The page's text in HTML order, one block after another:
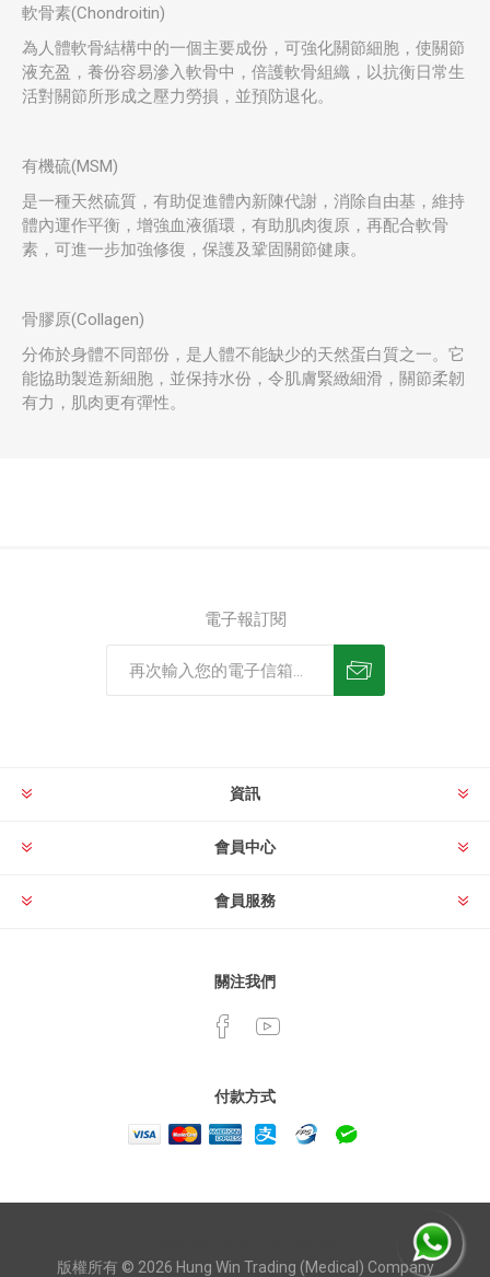
軟骨素(Chondroitin)
為人體軟骨結構中的一個主要成份，可強化關節細胞，使關節
液充盈，養份容易滲入軟骨中，倍護軟骨組織，以抗衡日常生
活對關節所形成之壓力勞損，並預防退化。
有機硫(MSM)
是一種天然硫質，有助促進體內新陳代謝，消除自由基，維持
體內運作平衡，增強血液循環，有助肌肉復原，再配合軟骨
素，可進一步加強修復，保護及鞏固關節健康。
骨膠原(Collagen)
分佈於身體不同部份，是人體不能缺少的天然蛋白質之一。它
能協助製造新細胞，並保持水份，令肌膚緊緻細滑，關節柔韌
有力，肌肉更有彈性。
電子報訂閱
資訊
會員中心
會員服務
關注我們
付款方式
版權所有 © 2026 Hung Win Trading (Medical) Company